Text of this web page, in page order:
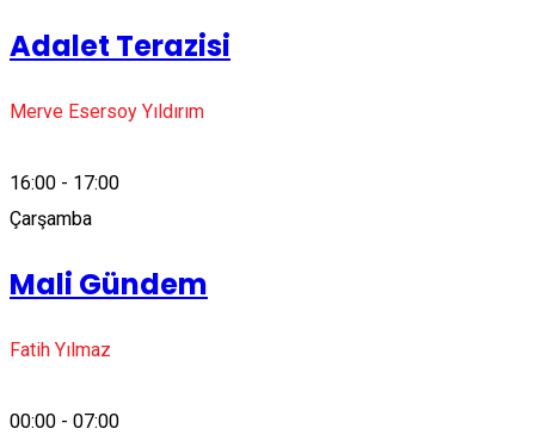
Adalet Terazisi
Merve Esersoy Yıldırım
16:00 - 17:00
Çarşamba
Mali Gündem
Fatih Yılmaz
00:00 - 07:00